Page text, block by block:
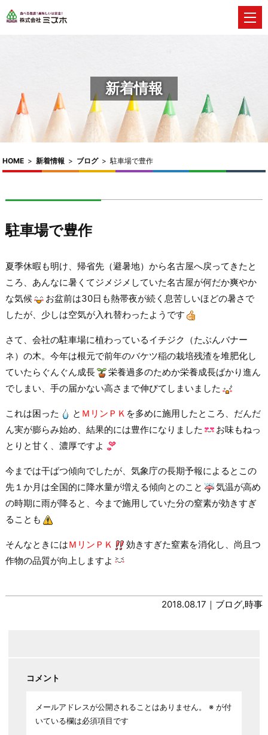
新着情報
HOME > 新着情報 > ブログ> 駐車場で豊作
駐車場で豊作
夏季休暇も明け、帰省先（避暑地）から名古屋へ戻ってきたと
ころ、あんなに暑くてジメジメしていた名古屋が何だか爽やか
な気候
お盆前は30日も熱帯夜が続く息苦しいほどの暑さで
したが、少しは空気が入れ替わったようです
さて、会社の駐車場に植わっているイチジク（たぶんバナー
ネ）の木。今年は根元で前年のバケツ稲の栽培残渣を堆肥化し
ていたらぐんぐん成長
栄養過多のためか栄養成長ばかり進ん
でしまい、手の届かない高さまで伸びてしまいました
これは困った と ＭリンＰＫ を多めに施用したところ、だんだ
ん実が膨らみ始め、結果的には豊作になりました
お味もねっ
とりと甘く、濃厚ですよ
今までは干ばつ傾向でしたが、気象庁の長期予報によるとこの
先１か月は全国的に降水量が増える傾向とのこと
気温が高め
の時期に雨が降ると、今まで施用していた分の窒素が効きすぎ
ることも
そんなときにはＭリンＰＫ
効きすぎた窒素を消化し、尚且つ
作物の品質が向上しますよ
2018.08.17｜ ブログ,時事
コメント
メールアドレスが公開されることはありません。 ※が付
いている欄は必須項目です